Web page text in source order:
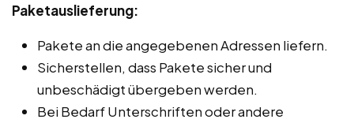
Paketauslieferung:
Pakete an die angegebenen Adressen liefern.
Sicherstellen, dass Pakete sicher und
unbeschädigt übergeben werden.
Bei Bedarf Unterschriften oder andere